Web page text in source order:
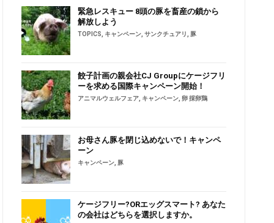
緊急レスキュー 8頭の豚を畜産の鎖から
解放しよう
TOPICS キャンペーン ,サンクチュアリ 豚
餃子計画の親会社CJ Groupにケージフリ
ーを求める国際キャンペーン開始！
アニマルウェルフェア キャンペーン 卵 採卵鶏
お母さん豚を閉じ込めないで！キャンペ
ーン
キャンペーン 豚
ケージフリー?ORエッグスマート? あなた
の会社はどちらを選択しますか。